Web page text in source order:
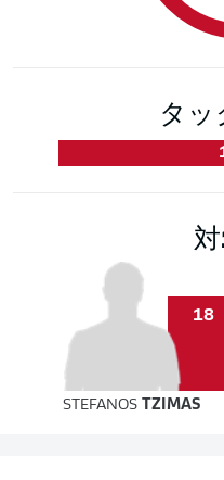
タ
18
STEFANOS TZIMAS